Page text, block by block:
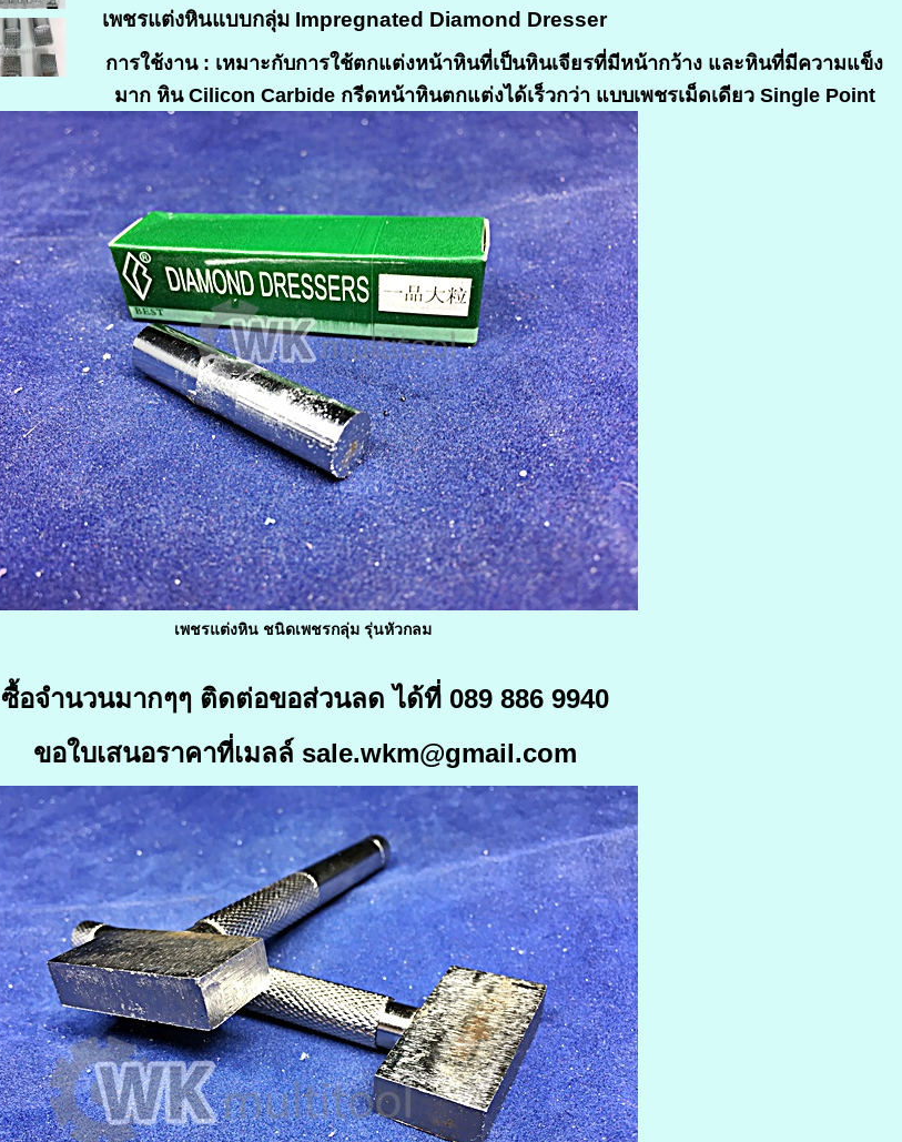
เพชรแต่งหินแบบกลุ่ม Impregnated Diamond Dresser
การใช้งาน : เหมาะกับการใช้ตกแต่งหน้าหินที่เป็นหินเจียรที่มีหน้ากว้าง และหินที่มีความแข็ง
มาก หิน Cilicon Carbide กรีดหน้าหินตกแต่งได้เร็วกว่า แบบเพชรเม็ดเดียว Single Point
เพชรแต่งหิน ชนิดเพชรกลุ่ม รุ่นหัวกลม
ซื้อจำนวนมากๆๆ ติดต่อขอส่วนลด ได้ที่ 089 886 9940
ขอใบเสนอราคาที่เมลล์ sale.wkm@gmail.com